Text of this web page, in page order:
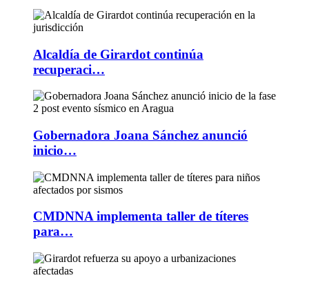
Alcaldía de Girardot continúa
recuperaci…
Gobernadora Joana Sánchez anunció
inicio…
CMDNNA implementa taller de títeres
para…